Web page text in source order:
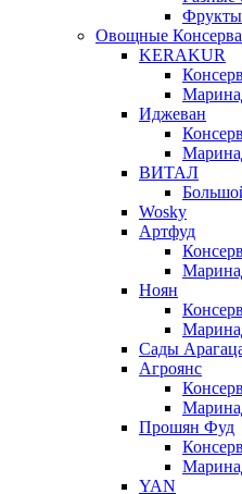
Фрукты
Овощные
KERAKUR
Иджеван
ВИТАЛ
Wosky
Артфуд
Ноян
Сады
Агроянс
Прошян Фуд
YAN